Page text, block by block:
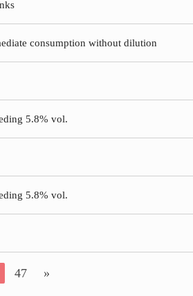
consumption without dilution
5.8% vol.
5.8% vol.
47 »